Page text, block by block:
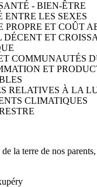
- BIEN-ÊTRE
ENTRE LES SEXES
PROPRE ET COÛT
DÉCENT ET
COMMUNAUTÉS
ET
RELATIVES À LA
CLIMATIQUES
la terre de nos